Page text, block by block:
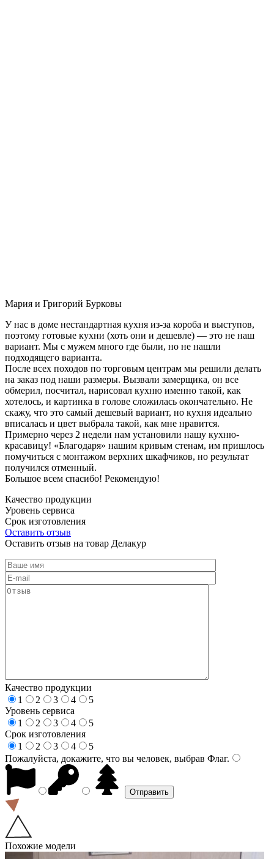
Мария и Григорий Бурковы
У нас в доме нестандартная кухня из-за короба и выступов,
поэтому готовые кухни (хоть они и дешевле) — это не наш
вариант. Мы с мужем много где были, но не нашли
подходящего варианта.
После всех походов по торговым центрам мы решили делать
на заказ под наши размеры. Вызвали замерщика, он все
обмерил, посчитал, нарисовал кухню именно такой, как
хотелось, и картинка в голове сложилась окончательно. Не
скажу, что это самый дешевый вариант, но кухня идеально
вписалась и цвет выбрала такой, как мне нравится.
Примерно через 2 недели нам установили нашу кухню-
красавицу! «Благодаря» нашим кривым стенам, им пришлось
помучиться с монтажом верхних шкафчиков, но результат
получился отменный.
Большое всем спасибо! Рекомендую!
Качество продукции
Уровень сервиса
Срок изготовления
Оставить отзыв
Оставить отзыв на товар Делакур
Качество продукции
1
2 3 4
5
Уровень сервиса
1
2 3 4
5
Срок изготовления
1
2 3 4
5
Пожалуйста, докажите, что вы человек, выбрав Флаг.
Похожие модели